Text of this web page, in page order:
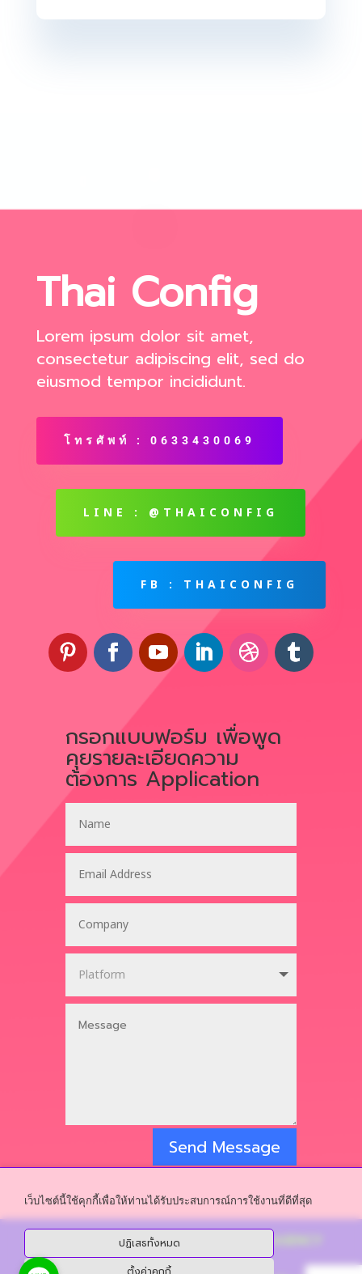
Thai Config
Lorem ipsum dolor sit amet,
consectetur adipiscing elit, sed do
eiusmod tempor incididunt.
โทรศัพท์ : 0633430069
LINE : @THAICONFIG
FB : THAICONFIG
กรอกแบบฟอร์ม เพื่อพูด
เว็บไซต์นี้ใช้คุกกี้เพื่อให้ท่านได้รับประสบการณ์การใช้งานที่ดีที่สุด
ปฏิเสธทั้งหมด